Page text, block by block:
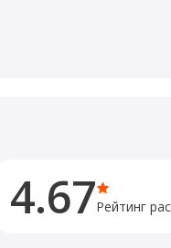
4.67Рейтинг